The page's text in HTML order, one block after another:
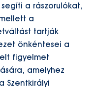
a rászorulókat,
a
tartják
önkéntesei a
figyelmet
amelyhez
Szentkirályi